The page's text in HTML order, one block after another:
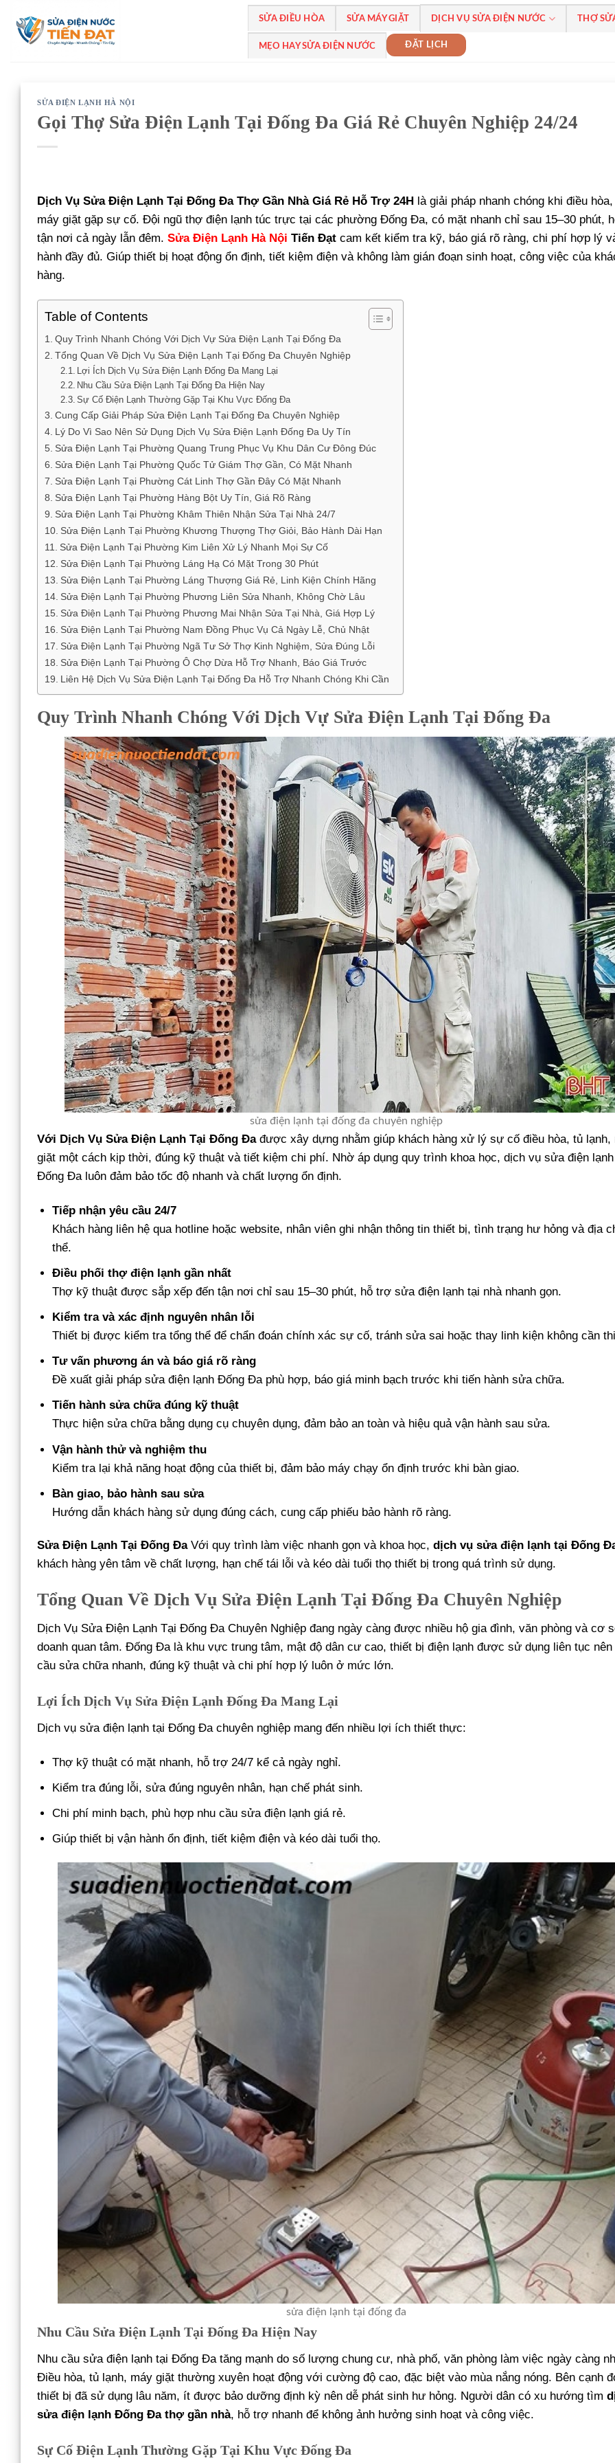
qua
SỬA ĐIỀU HÒA SỬA MÁY GIẶT DỊCH VỤ SỬA ĐIỆN NƯỚC THỢ
MẸO HAY SỬA ĐIỆN NƯỚC ĐẶT LỊCH
SỬA ĐIỆN LẠNH HÀ NỘI
Gọi Thợ Sửa Điện Lạnh Tại Đống Đa Giá Rẻ Chuyên Nghiệp 24/24
Dịch Vụ Sửa Điện Lạnh Tại Đống Đa Thợ Gần Nhà Giá Rẻ Hỗ Trợ 24H là giải pháp nhanh chóng khi điều
máy giặt gặp sự cố. Đội ngũ thợ điện lạnh túc trực tại các phường Đống Đa, có mặt nhanh chỉ sau 15–30 phút,
tận nơi cả ngày lẫn đêm. Sửa Điện Lạnh Hà Nội Tiến Đạt cam kết kiểm tra kỹ, báo giá rõ ràng, chi phí hợp lý
hành đầy đủ. Giúp thiết bị hoạt động ổn định, tiết kiệm điện và không làm gián đoạn sinh hoạt, công việc của
hàng.
Table of Contents
Quy Trình Nhanh Chóng Với Dịch Vự Sửa Điện Lạnh Tại Đống Đa
Tổng Quan Về Dịch Vụ Sửa Điện Lạnh Tại Đống Đa Chuyên Nghiệp
Lợi Ích Dịch Vụ Sửa Điện Lạnh Đống Đa Mang Lại
Nhu Cầu Sửa Điện Lạnh Tại Đống Đa Hiện Nay
Sự Cố Điện Lạnh Thường Gặp Tại Khu Vực Đống Đa
Cung Cấp Giải Pháp Sửa Điện Lạnh Tại Đống Đa Chuyên Nghiệp
Lý Do Vì Sao Nên Sử Dụng Dịch Vụ Sửa Điện Lạnh Đống Đa Uy Tín
Sửa Điện Lạnh Tại Phường Quang Trung Phục Vụ Khu Dân Cư Đông Đúc
Sửa Điện Lạnh Tại Phường Quốc Tử Giám Thợ Gần, Có Mặt Nhanh
Sửa Điện Lạnh Tại Phường Cát Linh Thợ Gần Đây Có Mặt Nhanh
Sửa Điện Lạnh Tại Phường Hàng Bột Uy Tín, Giá Rõ Ràng
Sửa Điện Lạnh Tại Phường Khâm Thiên Nhận Sửa Tại Nhà 24/7
Sửa Điện Lạnh Tại Phường Khương Thượng Thợ Giỏi, Bảo Hành Dài Hạn
Sửa Điện Lạnh Tại Phường Kim Liên Xử Lý Nhanh Mọi Sự Cố
Sửa Điện Lạnh Tại Phường Láng Hạ Có Mặt Trong 30 Phút
Sửa Điện Lạnh Tại Phường Láng Thượng Giá Rẻ, Linh Kiện Chính Hãng
Sửa Điện Lạnh Tại Phường Phương Liên Sửa Nhanh, Không Chờ Lâu
Sửa Điện Lạnh Tại Phường Phương Mai Nhận Sửa Tại Nhà, Giá Hợp Lý
Sửa Điện Lạnh Tại Phường Nam Đồng Phục Vụ Cả Ngày Lễ, Chủ Nhật
Sửa Điện Lạnh Tại Phường Ngã Tư Sở Thợ Kinh Nghiệm, Sửa Đúng Lỗi
Sửa Điện Lạnh Tại Phường Ô Chợ Dừa Hỗ Trợ Nhanh, Báo Giá Trước
Liên Hệ Dịch Vụ Sửa Điện Lạnh Tại Đống Đa Hỗ Trợ Nhanh Chóng Khi Cần
Quy Trình Nhanh Chóng Với Dịch Vự Sửa Điện Lạnh Tại Đống Đa
sửa điện lạnh tại đống đa chuyên nghiệp
Với Dịch Vụ Sửa Điện Lạnh Tại Đống Đađược xây dựng nhằm giúp khách hàng xử lý sự cố điều hòa, tủ lạnh,
giặt một cách kịp thời, đúng kỹ thuật và tiết kiệm chi phí. Nhờ áp dụng quy trình khoa học, dịch vụ sửa điện
Đống Đa luôn đảm bảo tốc độ nhanh và chất lượng ổn định.
Tiếp nhận yêu cầu 24/7
Khách hàng liên hệ qua hotline hoặc website, nhân viên ghi nhận thông tin thiết bị, tình trạng hư hỏng và địa
thể.
Điều phối thợ điện lạnh gần nhất
Thợ kỹ thuật được sắp xếp đến tận nơi chỉ sau 15–30 phút, hỗ trợ sửa điện lạnh tại nhà nhanh gọn.
Kiểm tra và xác định nguyên nhân lỗi
Thiết bị được kiểm tra tổng thể để chẩn đoán chính xác sự cố, tránh sửa sai hoặc thay linh kiện không cần
Tư vấn phương án và báo giá rõ ràng
Đề xuất giải pháp sửa điện lạnh Đống Đa phù hợp, báo giá minh bạch trước khi tiến hành sửa chữa.
Tiến hành sửa chữa đúng kỹ thuật
Thực hiện sửa chữa bằng dụng cụ chuyên dụng, đảm bảo an toàn và hiệu quả vận hành sau sửa.
Vận hành thử và nghiệm thu
Kiểm tra lại khả năng hoạt động của thiết bị, đảm bảo máy chạy ổn định trước khi bàn giao.
Bàn giao, bảo hành sau sửa
Hướng dẫn khách hàng sử dụng đúng cách, cung cấp phiếu bảo hành rõ ràng.
Sửa Điện Lạnh Tại Đống ĐaVới quy trình làm việc nhanh gọn và khoa học, dịch vụ sửa điện lạnh tại Đống
khách hàng yên tâm về chất lượng, hạn chế tái lỗi và kéo dài tuổi thọ thiết bị trong quá trình sử dụng.
Tổng Quan Về Dịch Vụ Sửa Điện Lạnh Tại Đống Đa Chuyên Nghiệp
Dịch Vụ Sửa Điện Lạnh Tại Đống Đa Chuyên Nghiệp đang ngày càng được nhiều hộ gia đình, văn phòng và cơ
doanh quan tâm. Đống Đa là khu vực trung tâm, mật độ dân cư cao, thiết bị điện lạnh được sử dụng liên tục nên
cầu sửa chữa nhanh, đúng kỹ thuật và chi phí hợp lý luôn ở mức lớn.
Lợi Ích Dịch Vụ Sửa Điện Lạnh Đống Đa Mang Lại
Dịch vụ sửa điện lạnh tại Đống Đa chuyên nghiệp mang đến nhiều lợi ích thiết thực:
Thợ kỹ thuật có mặt nhanh, hỗ trợ 24/7 kể cả ngày nghỉ.
Kiểm tra đúng lỗi, sửa đúng nguyên nhân, hạn chế phát sinh.
Chi phí minh bạch, phù hợp nhu cầu sửa điện lạnh giá rẻ.
Giúp thiết bị vận hành ổn định, tiết kiệm điện và kéo dài tuổi thọ.
sửa điện lạnh tại đống đa
Nhu Cầu Sửa Điện Lạnh Tại Đống Đa Hiện Nay
Nhu cầu sửa điện lạnh tại Đống Đa tăng mạnh do số lượng chung cư, nhà phố, văn phòng làm việc ngày càng
Điều hòa, tủ lạnh, máy giặt thường xuyên hoạt động với cường độ cao, đặc biệt vào mùa nắng nóng. Bên cạnh
thiết bị đã sử dụng lâu năm, ít được bảo dưỡng định kỳ nên dễ phát sinh hư hỏng. Người dân có xu hướng tìm
sửa điện lạnh Đống Đa thợ gần nhà, hỗ trợ nhanh để không ảnh hưởng sinh hoạt và công việc.
Sự Cố Điện Lạnh Thường Gặp Tại Khu Vực Đống Đa